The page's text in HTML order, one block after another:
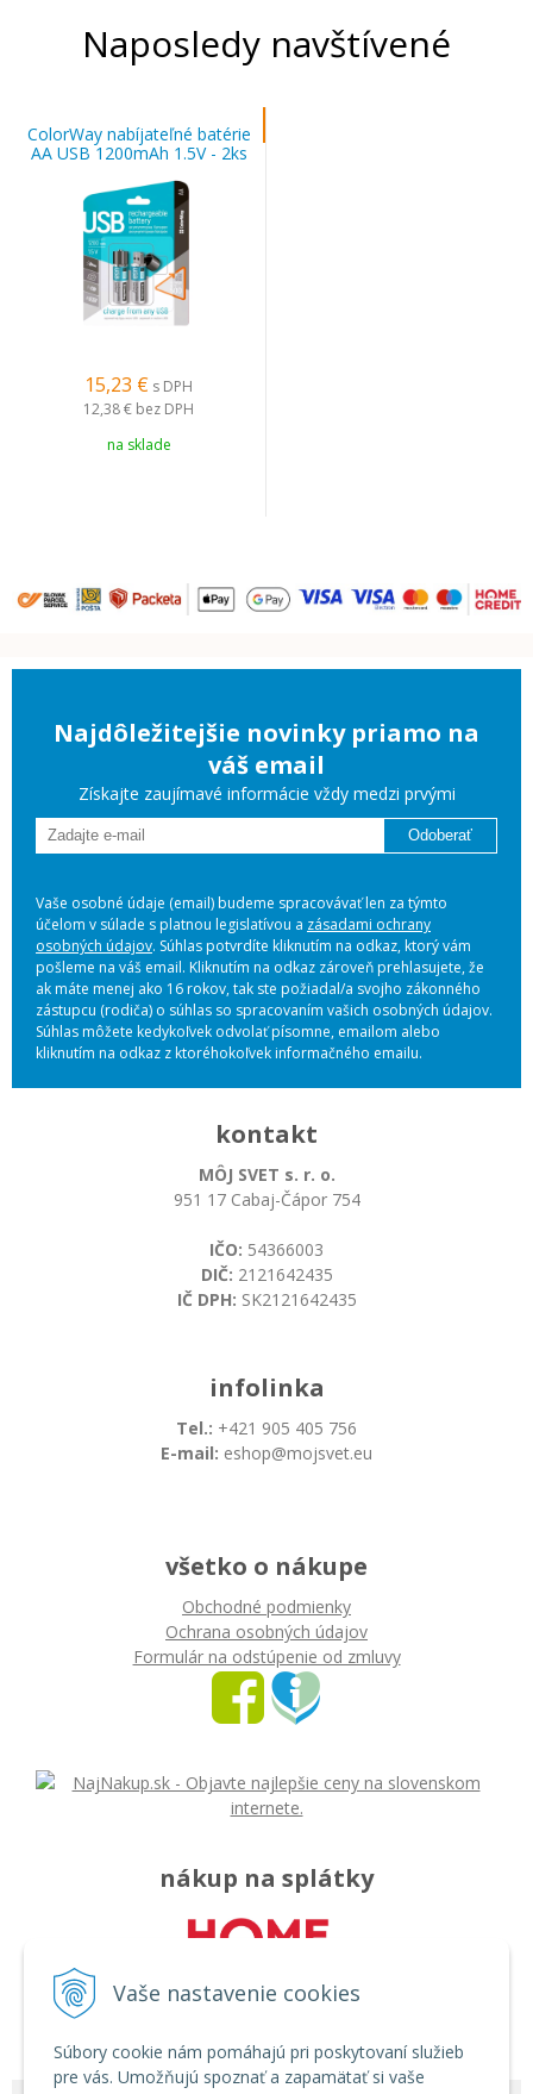
Vaše nastavenie cookies
Súbory cookie nám pomáhajú pri poskytovaní služieb
pre vás. Umožňujú spoznať a zapamätať si vaše
Naposledy navštívené
ColorWay nabíjateľné batérie
AA USB 1200mAh 1.5V - 2ks
15,23 € s DPH
12,38 € bez DPH
na sklade
Najdôležitejšie novinky priamo na
váš email
Získajte zaujímavé informácie vždy medzi prvými
Odoberať
Vaše osobné údaje (email) budeme spracovávať len za týmto
účelom v súlade s platnou legislatívou a zásadami ochrany
osobných údajov. Súhlas potvrdíte kliknutím na odkaz, ktorý vám
pošleme na váš email. Kliknutím na odkaz zároveň prehlasujete, že
ak máte menej ako 16 rokov, tak ste požiadal/a svojho zákonného
zástupcu (rodiča) o súhlas so spracovaním vašich osobných údajov.
Súhlas môžete kedykoľvek odvolať písomne, emailom alebo
kliknutím na odkaz z ktoréhokoľvek informačného emailu.
kontakt
MÔJ SVET s. r. o.
951 17 Cabaj-Čápor 754
IČO: 54366003
DIČ: 2121642435
IČ DPH: SK2121642435
infolinka
Tel.: +421 905 405 756
E-mail: eshop@mojsvet.eu
všetko o nákupe
Obchodné podmienky
Ochrana osobných údajov
Formulár na odstúpenie od zmluvy
nákup na splátky